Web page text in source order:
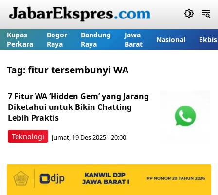
Kupas
Perkara
Bogor
Raya
Bandung
Raya
Jawa
Barat
Nasional Ekbis
Tag:fitur tersembunyi WA
Teknologi
7 Fitur WA ‘Hidden Gem’ yang Jarang
Diketahui untuk Bikin Chatting
Lebih Praktis
Jumat, 19 Des 2025 - 20:00